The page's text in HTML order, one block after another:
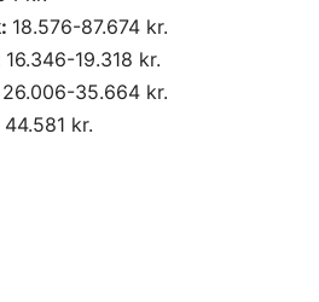
18.576-87.674 kr.
16.346-19.318 kr.
26.006-35.664 kr.
44.581 kr.